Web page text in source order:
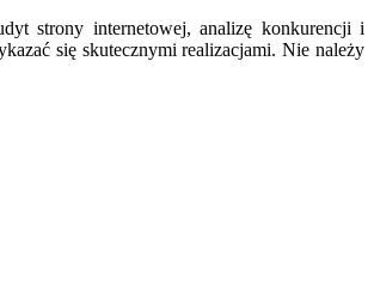
strony internetowej, analizę konkurencji i
się skutecznymi realizacjami. Nie należy